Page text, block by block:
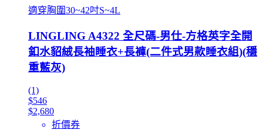
適穿胸圍30~42吋S~4L
LINGLING A4322 全尺碼-男仕-方格英字全開
釦水貂絨長袖睡衣+長褲(二件式男款睡衣組)(穩
重藍灰)
(1)
$546
$2,680
折價券